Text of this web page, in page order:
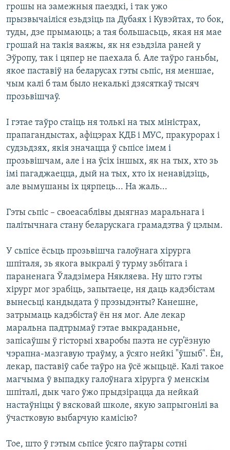
грошы на замежныя паездкі, і так ужо
прызвычаіліся езьдзіць па Дубаях і Кувэйтах, то бок,
туды, дзе прымаюць; а тая большасьць, якая ня мае
грошай на такія ваяжы, як ня езьдзіла раней у
Эўропу, так і цяпер не паехала б. Але таўро ганьбы,
якое паставіў на беларусах гэты сьпіс, ня меншае,
чым калі б там было некалькі дзясяткаў тысяч
прозьвішчаў.
І гэтае таўро стаіць ня толькі на тых міністрах,
прапагандыстах, афіцэрах КДБ і МУС, пракурорах і
судзьдзях, якія значацца ў сьпісе імем і
прозьвішчам, але і на ўсіх іншых, як на тых, хто зь
імі пагаджаецца, дый на тых, хто іх ненавідзіць,
але вымушаны іх цярпець... На жаль...
Гэты сьпіс – своеасаблівы дыягназ маральнага і
палітычнага стану беларускага грамадзтва ў цэлым.
У сьпісе ёсьць прозьвішча галоўнага хірурга
шпіталя, зь якога выкралі ў турму зьбітага і
параненага Ўладзімера Някляева. Ну што гэты
хірург мог зрабіць, запытаеце, ня даць кадэбістам
вынесьці кандыдата ў прэзыдэнты? Канешне,
затрымаць кадэбістаў ён ня мог. Але лекар
маральна падтрымаў гэтае выкраданьне,
запісаўшы ў гісторыі хваробы паэта не сур’ёзную
чэрапна-мазгавую траўму, а ўсяго нейкі "ўшыб". Ён,
лекар, паставіў сабе таўро на ўсё жыцьцё. Калі такое
магчыма ў выпадку галоўнага хірурга ў менскім
шпіталі, дык чаго ўжо прыдзірацца да нейкай
настаўніцы ў вясковай школе, якую запрыгонілі ва
ўчастковую выбарчую камісію?
Тое, што ў гэтым сьпісе ўсяго паўтары сотні